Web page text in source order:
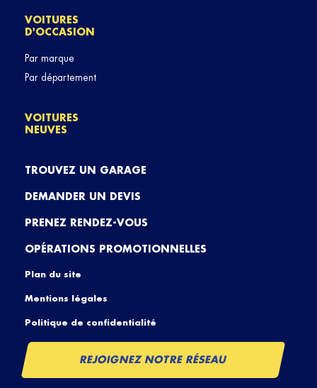
VOITURES
D'OCCASION
Par marque
Par département
VOITURES
NEUVES
TROUVEZ UN GARAGE
DEMANDER UN DEVIS
PRENEZ RENDEZ-VOUS
OPÉRATIONS PROMOTIONNELLES
Plan du site
Mentions légales
Politique de confidentialité
REJOIGNEZ NOTRE RÉSEAU